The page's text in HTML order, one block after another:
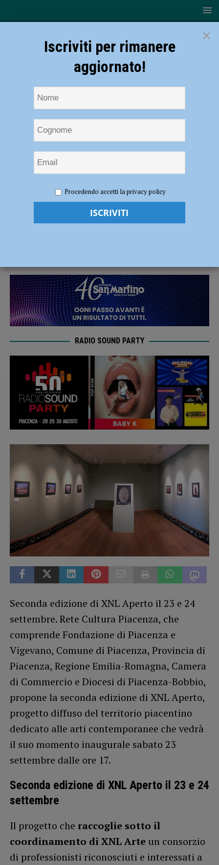
edizione di XNL Aperto il 23 e 24 settembre
Seconda edizione di XNL Aperto il 23 e 24
RADIO SOUND PARTY
Seconda edizione di XNL Aperto il 23 e 24
settembre. Rete Cultura Piacenza, che
comprende Fondazione di Piacenza e
Vigevano, Comune di Piacenza, Provincia di
Piacenza, Regione Emilia-Romagna, Camera
di Commercio e Diocesi di Piacenza-Bobbio,
propone la seconda edizione di XNL Aperto,
progetto diffuso del territorio piacentino
dedicato alle arti contemporanee che vedrà
il suo momento inaugurale sabato 23
settembre dalle ore 17.
Seconda edizione di XNL Aperto il 23 e 24
settembre
Il progetto che raccoglie sotto il
coordinamento di XNL Arte un consorzio
di professionisti riconosciuti e interessati a
×
Iscriviti per rimanere
aggiornato!
Procedendo accetti la privacy policy